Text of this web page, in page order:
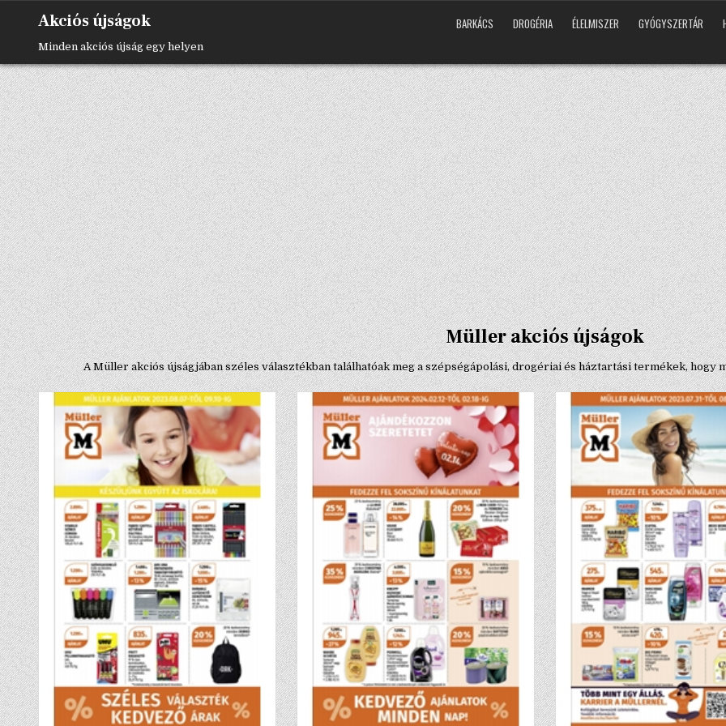
Akciós újságok
Minden akciós újság egy helyen
BARKÁCS DROGÉRIA ÉLELMISZER GYÓGYSZERTÁR
Müller akciós újságok
A Müller akciós újságjában széles választékban találhatóak meg a szépségápolási, drogériai és háztartási termékek,